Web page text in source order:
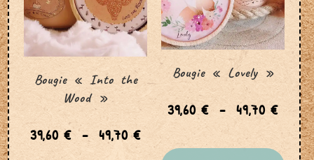
Bougie « Into the
Wood »
39,60€ – 49,70€
Bougie « Lovely »
39,60€ – 49,70€